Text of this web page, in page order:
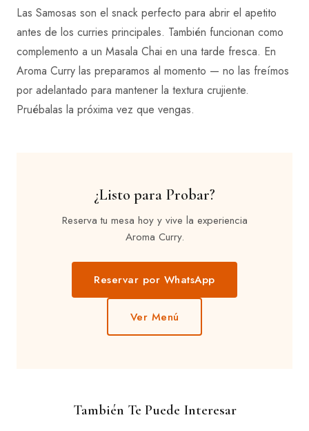
Las Samosas son el snack perfecto para abrir el apetito
antes de los curries principales. También funcionan como
complemento a un Masala Chai en una tarde fresca. En
Aroma Curry las preparamos al momento — no las freímos
por adelantado para mantener la textura crujiente.
Pruébalas la próxima vez que vengas.
¿Listo para Probar?
Reserva tu mesa hoy y vive la experiencia
Aroma Curry.
Reservar por WhatsApp
Ver Menú
También Te Puede Interesar